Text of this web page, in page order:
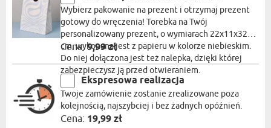
Wybierz pakowanie na prezent i otrzymaj prezent
gotowy do wręczenia! Torebka na Twój
personalizowany prezent, o wymiarach 22x11x32
cm, wykonana jest z papieru w kolorze niebieskim.
Do niej dołączona jest też nalepka, dzięki której
zabezpieczysz ją przed otwieraniem.
Cena:9,99 zł
Ekspresowa realizacja
Twoje zamówienie zostanie zrealizowane poza
kolejnością, najszybciej i bez żadnych opóźnień.
Cena: 19,99 zł